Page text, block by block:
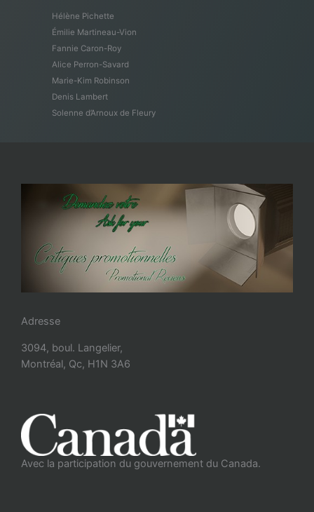
Hélène Pichette
Émilie Martineau-Vion
Fannie Caron-Roy
Alice Perron-Savard
Marie-Kim Robinson
Denis Lambert
Solenne d’Arnoux de Fleury
Adresse
3094, boul. Langelier,
Montréal, Qc, H1N 3A6
Avec la participation du gouvernement du Canada.